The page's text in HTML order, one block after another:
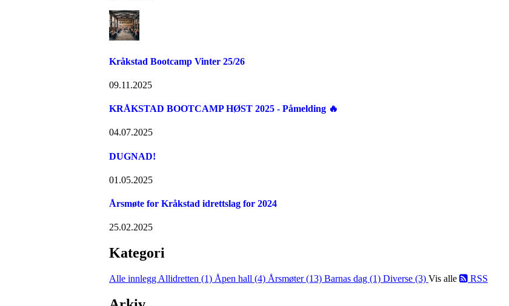
Kråkstad Bootcamp Vinter 25/26
09.11.2025
KRÅKSTAD BOOTCAMP HØST 2025 - Påmelding 🔥
04.07.2025
DUGNAD!
01.05.2025
Årsmøte for Kråkstad idrettslag for 2024
25.02.2025
Kategori
Alle innlegg Allidretten (1) Åpen hall (4) Årsmøter (13) Barnas dag (1) Diverse (3) Vis alle RSS